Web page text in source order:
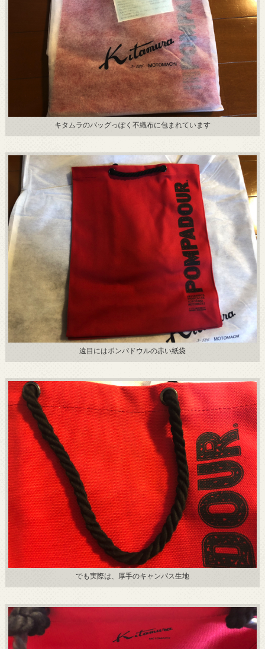
キタムラのバッグっぽく不織布に包まれています
遠目にはポンパドウルの赤い紙袋
でも実際は、厚手のキャンパス生地